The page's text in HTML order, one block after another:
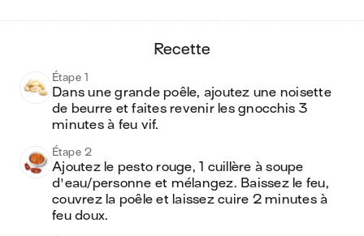
recette
Étape 1
Dans une grande poêle, ajoutez une noisette
de beurre et faites revenir les gnocchis 3
minutes à feu vif.
Étape 2
Ajoutez le pesto rouge, 1 cuillère à soupe
d'eau/personne et mélangez. Baissez le feu,
couvrez la poêle et laissez cuire 2 minutes à
feu doux.